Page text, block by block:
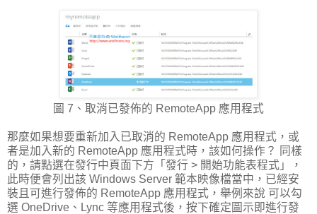
圖 7、取消已發佈的 RemoteApp 應用程式
那麼如果想要重新加入已取消的 RemoteApp 應用程式，或
者是加入新的 RemoteApp 應用程式時，該如何操作？ 同樣
的，請點選在發行中頁面下方「發行 > 開始功能表程式」，
此時便會列出該 Windows Server 範本映像檔當中，已經安
裝且可進行發佈的 RemoteApp 應用程式，舉例來說 可以勾
選 OneDrive、Lync 等應用程式後，按下確定圖示即進行發